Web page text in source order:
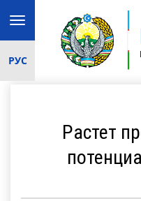
Toggle
navigation
РУС
Растет